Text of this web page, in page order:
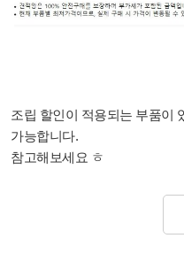
조립 할인이 적용되는 부품이
가능합니다.
참고해보세요 ㅎ